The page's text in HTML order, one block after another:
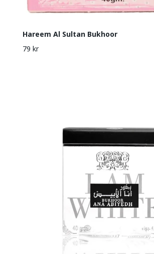
Hareem Al Sultan Bukhoor
79 kr